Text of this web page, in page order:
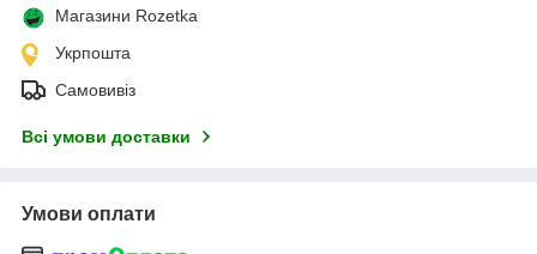
Магазини Rozetka
Укрпошта
Самовивіз
Всі умови доставки
Умови оплати